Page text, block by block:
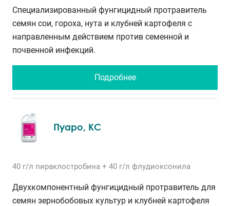
Специализированный фунгицидный протравитель
семян сои, гороха, нута и клубней картофеля с
направленным действием против семенной и
почвенной инфекций.
Подробнее
Пуаро, КС
40 г/л пираклостробина + 40 г/л флудиоксонила
Двухкомпонентный фунгицидный протравитель для
семян зернобобовых культур и клубней картофеля